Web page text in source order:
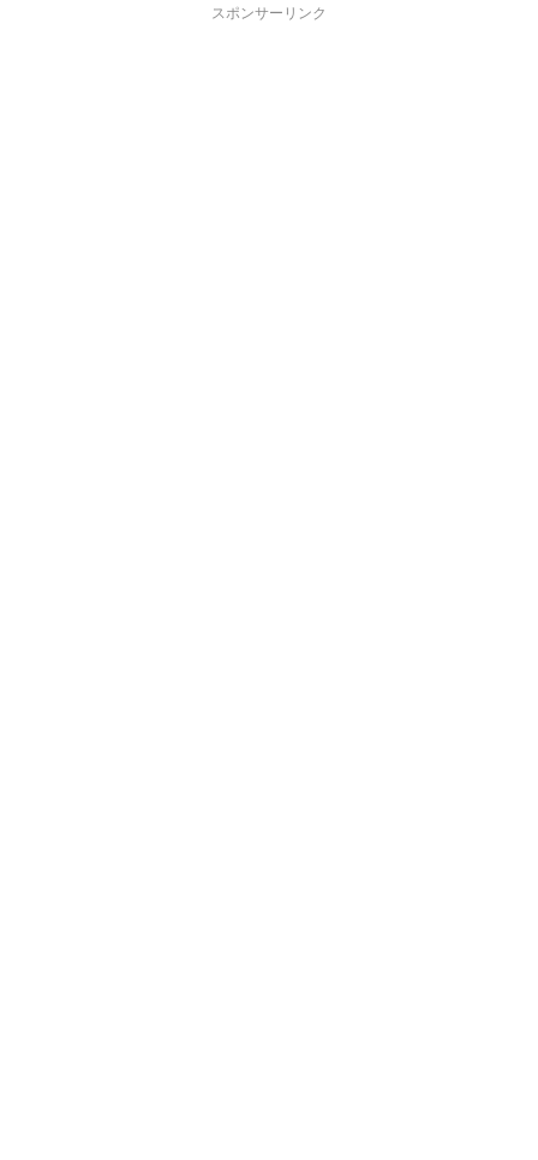
スポンサーリンク